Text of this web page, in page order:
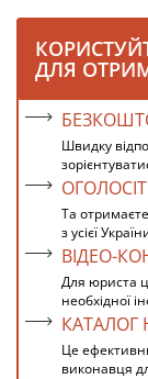
ДЛЯ
Швидку
Та
з усієї
ВІДЕО-
Для юриста
необхідної
КАТАЛОГ
Це
виконавця